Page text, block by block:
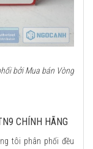
bởi Mua bán Vòng
CHÍNH HÃNG
tôi phân phối đều